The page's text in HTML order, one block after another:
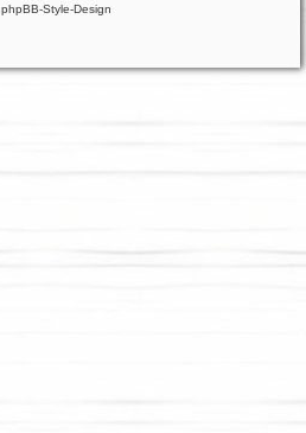
phpBB-Style-Design